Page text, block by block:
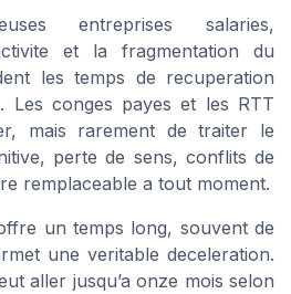
entreprises salaries,
et la fragmentation du
les temps de recuperation
Les conges payes et les RTT
mais rarement de traiter le
perte de sens, conflits de
remplaceable a tout moment.
un temps long, souvent de
une veritable deceleration.
aller jusqu’a onze mois selon